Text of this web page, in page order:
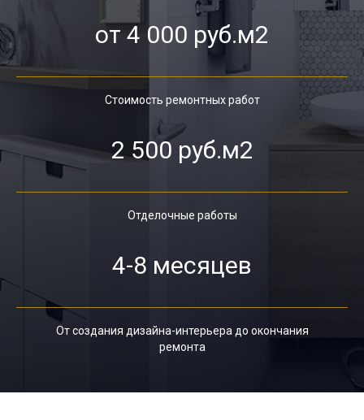
от 4 000 руб.м2
Стоимость ремонтных работ
2 500 руб.м2
Отделочные работы
4-8 месяцев
От создания дизайна-интерьера до окончания
ремонта